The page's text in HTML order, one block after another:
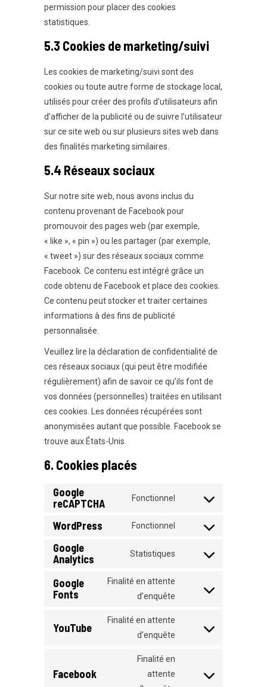
permission pour placer des cookies
statistiques.
5.3 Cookies de marketing/suivi
Les cookies de marketing/suivi sont des
cookies ou toute autre forme de stockage local,
utilisés pour créer des profils d’utilisateurs afin
d’afficher de la publicité ou de suivre l’utilisateur
sur ce site web ou sur plusieurs sites web dans
des finalités marketing similaires.
5.4 Réseaux sociaux
Sur notre site web, nous avons inclus du
contenu provenant de Facebook pour
promouvoir des pages web (par exemple,
« like », « pin ») ou les partager (par exemple,
« tweet ») sur des réseaux sociaux comme
Facebook. Ce contenu est intégré grâce un
code obtenu de Facebook et place des cookies.
Ce contenu peut stocker et traiter certaines
informations à des fins de publicité
personnalisée.
Veuillez lire la déclaration de confidentialité de
ces réseaux sociaux (qui peut être modifiée
régulièrement) afin de savoir ce qu’ils font de
vos données (personnelles) traitées en utilisant
ces cookies. Les données récupérées sont
anonymisées autant que possible. Facebook se
trouve aux États-Unis.
6. Cookies placés
Google
reCAPTCHA
Fonctionnel
Consent
WordPress Fonctionnel
Consent
Google
Analytics
Statistiques
Consent
service
Google
Fonts
Finalité en attente
d’enquête
Consent
service
YouTube
Finalité en attente
d’enquête
Consent
youtube
Facebook
Finalité en
attente
Consent